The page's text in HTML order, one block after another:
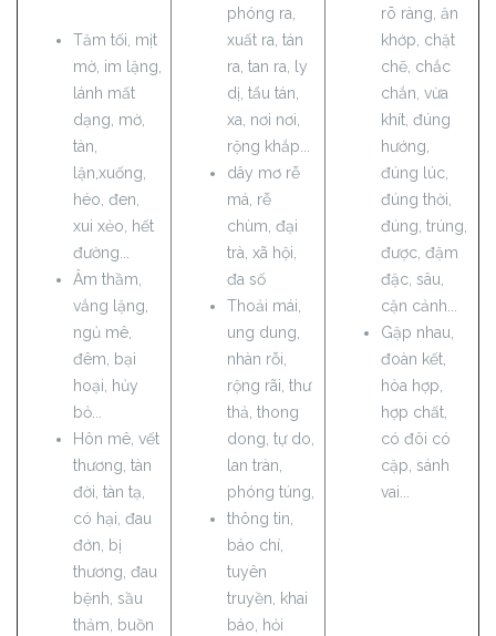
Tăm tối, mịt
mờ, im lặng,
lánh mất
dạng, mờ,
tàn,
lặn,xuống,
héo, đen,
xui xẻo, hết
đường...
Âm thầm,
vắng lặng,
ngủ mê,
đêm, bại
hoại, hủy
bỏ...
Hôn mê, vết
thương, tàn
đời, tàn tạ,
có hại, đau
đớn, bị
thương, đau
bệnh, sầu
thảm, buồn
phóng ra,
xuất ra, tán
ra, tan ra, ly
dị, tẩu tán,
xa, nơi nơi,
rộng khắp...
dây mơ rễ
má, rễ
chùm, đại
trà, xã hội,
đa số
Thoải mái,
ung dung,
nhàn rỗi,
rộng rãi, thư
thả, thong
dong, tự do,
lan tràn,
phóng túng,
thông tin,
báo chí,
tuyên
truyền, khai
báo, hỏi
rõ ràng, ăn
khớp, chặt
chẽ, chắc
chắn, vừa
khít, đúng
hướng,
đúng lúc,
đúng thời,
đúng, trúng,
được, đậm
đặc, sâu,
cận cảnh...
Gặp nhau,
đoàn kết,
hòa hợp,
hợp chất,
có đôi có
cặp, sánh
vai...